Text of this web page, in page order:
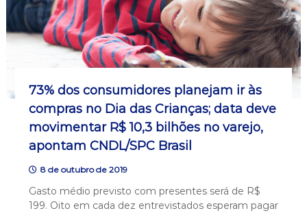
73% dos consumidores planejam ir às
compras no Dia das Crianças; data deve
movimentar R$ 10,3 bilhões no varejo,
apontam CNDL/SPC Brasil
8 de outubro de 2019
Gasto médio previsto com presentes será de R$
199. Oito em cada dez entrevistados esperam pagar